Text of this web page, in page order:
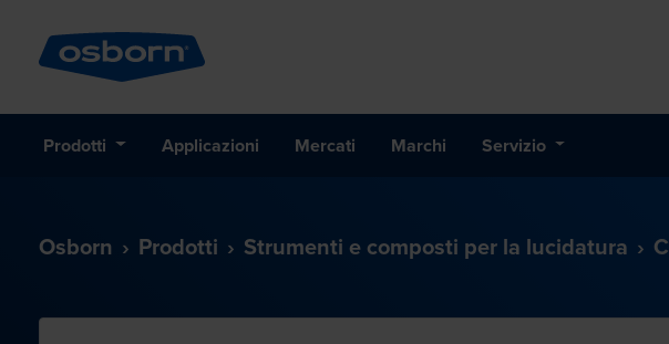
Prodotti Applicazioni Mercati Marchi Servizio
Osborn Prodotti Strumenti e composti per la lucidatura